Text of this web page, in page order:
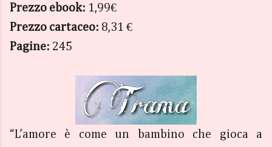
Prezzo ebook: 1,99€
Prezzo cartaceo: 8,31 €
Pagine: 245
“L’amore è come un bambino che gioca a